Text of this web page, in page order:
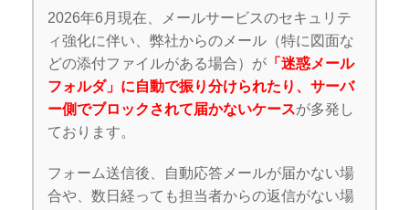
2026年6月現在、メールサービスのセキュリテ
ィ強化に伴い、弊社からのメール（特に図面な
どの添付ファイルがある場合）が 「迷惑メール
フォルダ」に自動で振り分けられたり、サーバ
ー側でブロックされて届かないケースが多発し
ております。
フォーム送信後、自動応答メールが届かない場
合や、数日経っても担当者からの返信がない場